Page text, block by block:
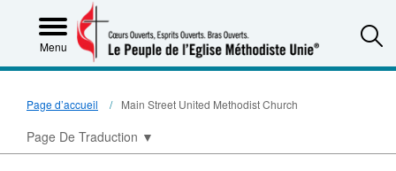
Menu
Page d’accueil Main Street United Methodist Church
Page De Traduction ▼